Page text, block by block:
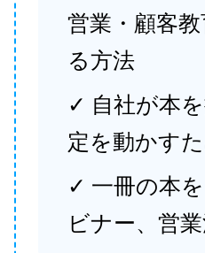
営業・顧客
る方法
✓ 自社が本
定を動かす
✓ 一冊の本
ビナー、営